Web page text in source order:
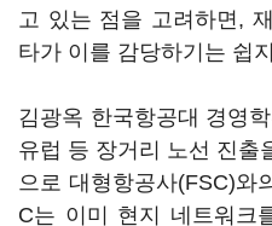
고 있는 점을 고려하면,
타가 이를 감당하기는 쉽
김광옥 한국항공대 경영
유럽 등 장거리 노선 진출
으로 대형항공사(FSC)와
C는 이미 현지 네트워크